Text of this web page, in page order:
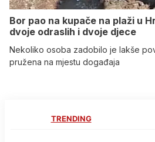
Bor pao na kupače na plaži u
dvoje odraslih i dvoje djece
Nekoliko osoba zadobilo je lakše
pružena na mjestu događaja
TRENDING